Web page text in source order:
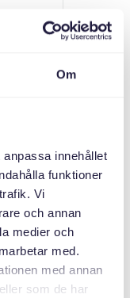
Om
innehållet
funktioner
Vi
och annan
medier och
med.
med annan
som de har